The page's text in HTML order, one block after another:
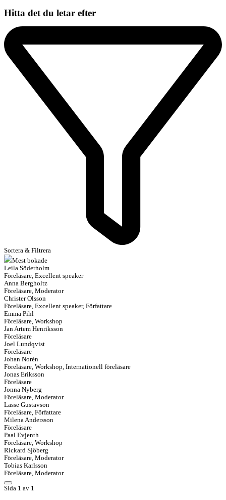
Hitta det du letar efter​
Sortera & Filtrera
Mest bokade
Leila Söderholm
Föreläsare, Excellent speaker
Anna Bergholtz
Föreläsare, Moderator
Christer Olsson
Föreläsare, Excellent speaker, Författare
Emma Pihl
Föreläsare, Workshop
Jan Artem Henriksson
Föreläsare
Joel Lundqvist
Föreläsare
Johan Norén
Föreläsare, Workshop, Internationell föreläsare
Jonas Eriksson
Föreläsare
Jonna Nyberg
Föreläsare, Moderator
Lasse Gustavson
Föreläsare, Författare
Milena Andersson
Föreläsare
Paal Evjenth
Föreläsare, Workshop
Rickard Sjöberg
Föreläsare, Moderator
Tobias Karlsson
Föreläsare, Moderator
Sida 1 av 1